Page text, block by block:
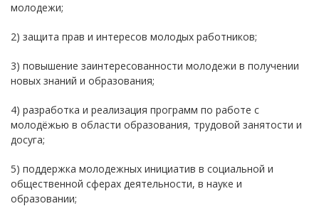
молодежи;
2) защита прав и интересов молодых работников;
3) повышение заинтересованности молодежи в получении
новых знаний и образования;
4) разработка и реализация программ по работе с
молодёжью в области образования, трудовой занятости и
досуга;
5) поддержка молодежных инициатив в социальной и
общественной сферах деятельности, в науке и
образовании;